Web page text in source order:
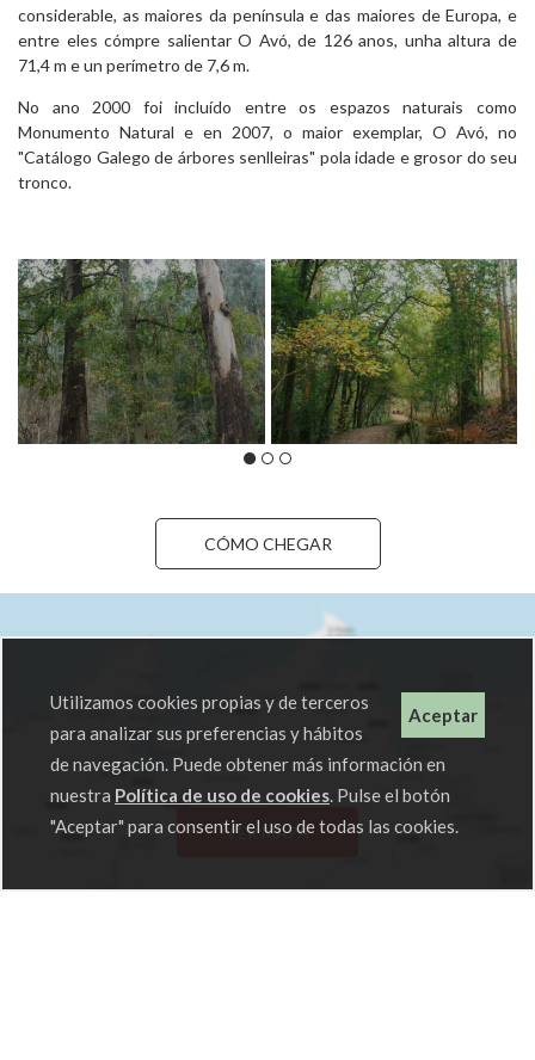
considerable, as maiores da península e das maiores de Europa, e
entre eles cómpre salientar O Avó, de 126 anos, unha altura de
71,4 m e un perímetro de 7,6 m.
No ano 2000 foi incluído entre os espazos naturais como
Monumento Natural e en 2007, o maior exemplar, O Avó, no
"Catálogo Galego de árbores senlleiras" pola idade e grosor do seu
tronco.
CÓMO CHEGAR
VER MAPA
Aceptar
Utilizamos cookies propias y de terceros
para analizar sus preferencias y hábitos
de navegación. Puede obtener más información en
nuestra Política de uso de cookies. Pulse el botón
"Aceptar" para consentir el uso de todas las cookies.